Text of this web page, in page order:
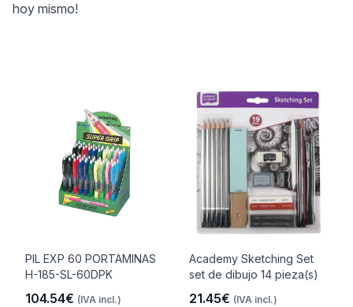
hoy mismo!
PIL EXP 60 PORTAMINAS
H-185-SL-60DPK
104.54€ (IVA incl.)
Academy Sketching Set
set de dibujo 14 pieza(s)
21.45€ (IVA incl.)